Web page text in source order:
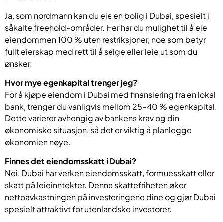
Ja, som nordmann kan du eie en bolig i Dubai, spesielt i
såkalte freehold-områder. Her har du mulighet til å eie
eiendommen 100 % uten restriksjoner, noe som betyr
fullt eierskap med rett til å selge eller leie ut som du
ønsker.
Hvor mye egenkapital trenger jeg?
For å kjøpe eiendom i Dubai med finansiering fra en lokal
bank, trenger du vanligvis mellom 25–40 % egenkapital.
Dette varierer avhengig av bankens krav og din
økonomiske situasjon, så det er viktig å planlegge
økonomien nøye.
Finnes det eiendomsskatt i Dubai?
Nei, Dubai har verken eiendomsskatt, formuesskatt eller
skatt på leieinntekter. Denne skattefriheten øker
nettoavkastningen på investeringene dine og gjør Dubai
spesielt attraktivt for utenlandske investorer.